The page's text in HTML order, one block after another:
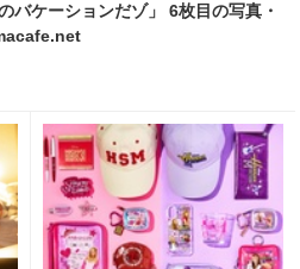
バケーションだゾ」 6枚目の写真・